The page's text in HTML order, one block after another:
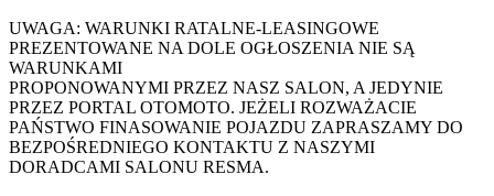
UWAGA: WARUNKI RATALNE-LEASINGOWE
PREZENTOWANE NA DOLE OGŁOSZENIA NIE SĄ
WARUNKAMI
PROPONOWANYMI PRZEZ NASZ SALON, A JEDYNIE
PRZEZ PORTAL OTOMOTO. JEŻELI ROZWAŻACIE
PAŃSTWO FINASOWANIE POJAZDU ZAPRASZAMY DO
BEZPOŚREDNIEGO KONTAKTU Z NASZYMI
DORADCAMI SALONU RESMA.